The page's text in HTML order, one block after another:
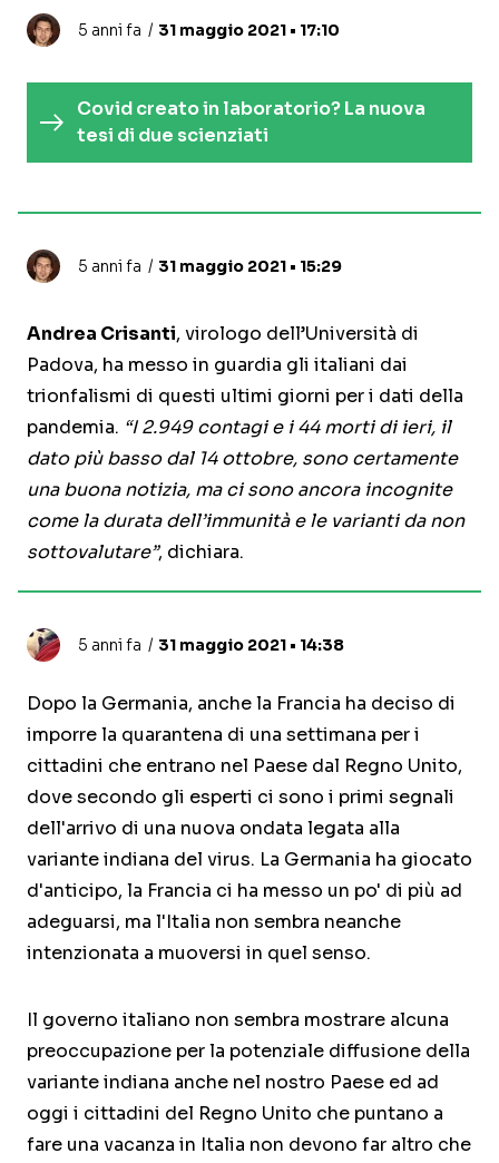
5 anni fa 31 maggio 2021 • 17:10
Covid creato in laboratorio? La nuova
tesi di due scienziati
5 anni fa 31 maggio 2021 • 15:29
Andrea Crisanti, virologo dell’Università di
Padova, ha messo in guardia gli italiani dai
trionfalismi di questi ultimi giorni per i dati della
pandemia. “I 2.949 contagi e i 44 morti di ieri, il
dato più basso dal 14 ottobre, sono certamente
una buona notizia, ma ci sono ancora incognite
come la durata dell’immunità e le varianti da non
sottovalutare”, dichiara.
5 anni fa 31 maggio 2021 • 14:38
Dopo la Germania, anche la Francia ha deciso di
imporre la quarantena di una settimana per i
cittadini che entrano nel Paese dal Regno Unito,
dove secondo gli esperti ci sono i primi segnali
dell'arrivo di una nuova ondata legata alla
variante indiana del virus. La Germania ha giocato
d'anticipo, la Francia ci ha messo un po' di più ad
adeguarsi, ma l'Italia non sembra neanche
intenzionata a muoversi in quel senso.
Il governo italiano non sembra mostrare alcuna
preoccupazione per la potenziale diffusione della
variante indiana anche nel nostro Paese ed ad
oggi i cittadini del Regno Unito che puntano a
fare una vacanza in Italia non devono far altro che